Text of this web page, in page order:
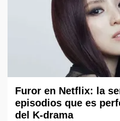
Furor en Netflix: la
episodios que es
del K-drama